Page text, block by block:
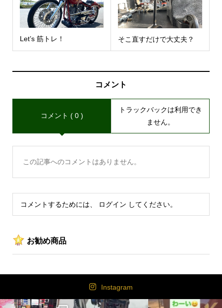
Let’s 筋トレ！ そこ直すだけで大丈夫？
コメント
コメント ( 0 )
トラックバックは利用でき
ません。
この記事へのコメントはありません。
コメントするためには、 ログイン してください。
お勧め商品
Instagram